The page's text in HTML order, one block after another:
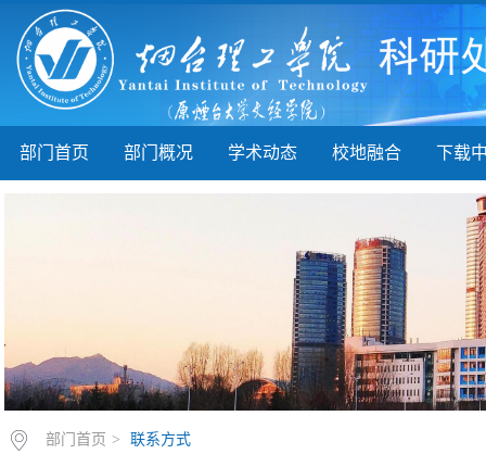
部门首页 部门概况 学术动态 校地融合 下载
部门首页 > 联系方式